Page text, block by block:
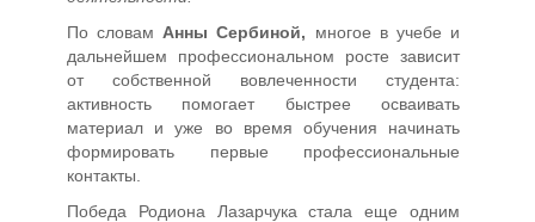
По словам Анны Сербиной, многое в учебе и
дальнейшем профессиональном росте зависит
от собственной вовлеченности студента:
активность помогает быстрее осваивать
материал и уже во время обучения начинать
формировать первые профессиональные
контакты.
Победа Родиона Лазарчука стала еще одним